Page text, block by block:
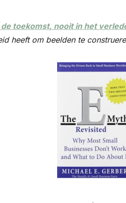
toekomst, nooit in het
heeft om beelden te